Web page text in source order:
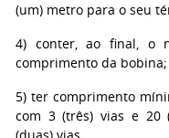
(um) metro para o seu
4) conter, ao final, o
comprimento da bobina;
5) ter comprimento
com 3 (três) vias e 20